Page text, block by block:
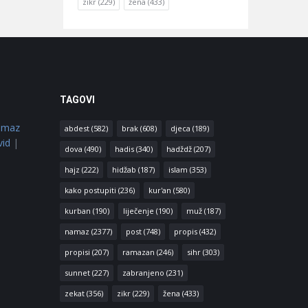
|
TAGOVI
abdest(582) brak(608) djeca (189)
dova (490) hadis(340) hadždž(207)
hajz (222) hidžab (187) islam (353)
kako postupiti (236) kur'an (580)
kurban (190) liječenje (190) muž(187)
namaz (2377) post(748) propis(432)
propisi (207) ramazan (246) sihr(303)
sunnet(227) zabranjeno (231)
zekat(356) zikr(229) žena (433)